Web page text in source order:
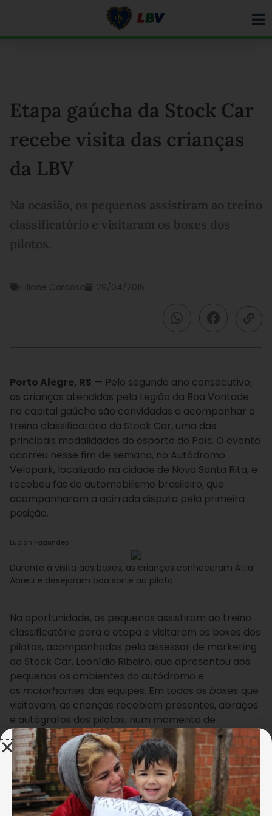
Etapa gaúcha da Stock Car
recebe visita das crianças
da LBV
Na ocasião, os pequenos assistiram ao treino
classificatório e visitaram os boxes dos
pilotos.
Liliane Cardoso 29/04/2015
Porto Alegre, RS — Pelo segundo ano consecutivo,
as crianças atendidas pela Legião da Boa Vontade
na capital gaúcha são convidadas a acompanhar o
treino classificatório da Stock Car, uma das
principais modalidades do esporte do País. O evento
ocorreu nesse fim de semana, no Autódromo
Velopark, localizado na cidade de Nova Santa Rita, e
recebeu fãs do automobilismo brasileiro, que
acompanharam a acirrada disputa pela primeira
posição.
Lucian Fagundes
Durante a visita aos boxes, as crianças conheceram Átila
Abreu e desejaram boa sorte ao piloto.
Na oportunidade, os pequenos assistiram ao treino
classificatório para a etapa e visitaram os boxes dos
pilotos, acompanhados pelo assessor de marketing
da Stock Car, Leonídio Ribeiro, que apresentou aos
pequenos os ambientes do autódromo e
os motorhomes das equipes. Em todos os boxes que
visitavam, as crianças recebiam presentes, abraços
e autógrafos dos pilotos, num momento de
descontração e alegria.
AJUDE A LBV! FAÇA A SUA DOAÇÃO!
O piloto Átila Abreu destacou a importância de a LBV
proporcionar momentos como este aos atendidos: